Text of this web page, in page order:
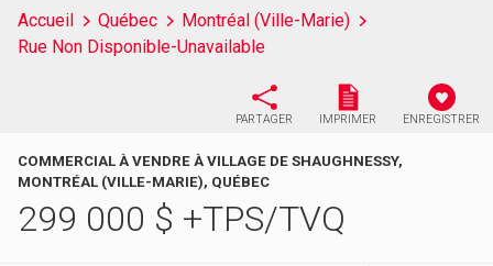
Accueil Québec
Montréal (Ville-Marie)
Rue Non Disponible-Unavailable
PARTAGER IMPRIMER ENREGISTRER
COMMERCIAL À VENDRE À VILLAGE DE SHAUGHNESSY,
MONTRÉAL (VILLE-MARIE), QUÉBEC
299 000 $ +TPS/TVQ